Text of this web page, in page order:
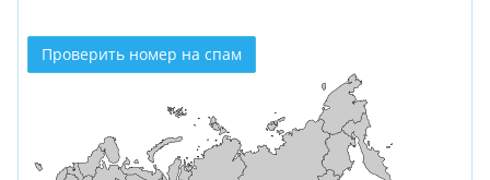
Проверить номер на спам